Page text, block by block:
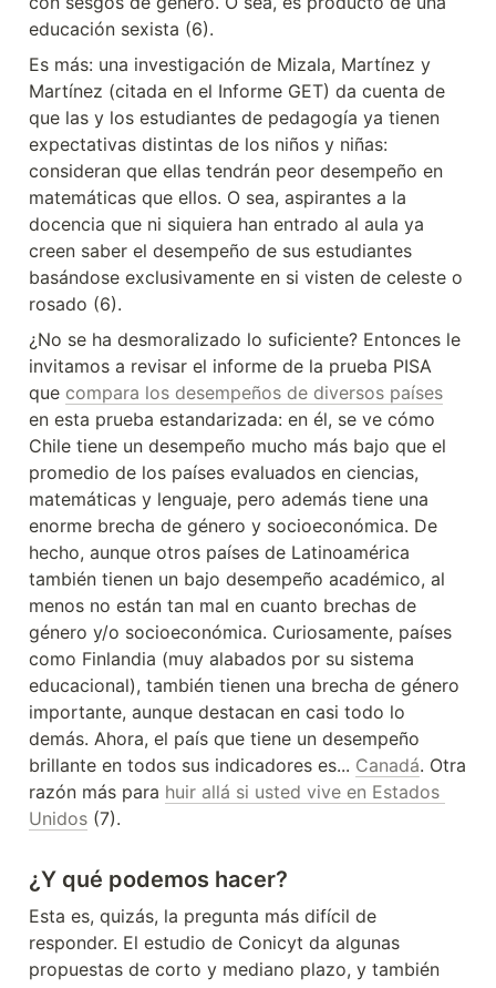
educación sexista (6).
Es más: una investigación de Mizala, Martínez y
Martínez (citada en el Informe GET) da cuenta de
que las y los estudiantes de pedagogía ya tienen
expectativas distintas de los niños y niñas:
consideran que ellas tendrán peor desempeño en
matemáticas que ellos. O sea, aspirantes a la
docencia que ni siquiera han entrado al aula ya
creen saber el desempeño de sus estudiantes
basándose exclusivamente en si visten de celeste o
rosado (6).
¿No se ha desmoralizado lo suficiente? Entonces le
invitamos a revisar el informe de la prueba PISA
que compara los desempeños de diversos países
en esta prueba estandarizada: en él, se ve cómo
Chile tiene un desempeño mucho más bajo que el
promedio de los países evaluados en ciencias,
matemáticas y lenguaje, pero además tiene una
enorme brecha de género y socioeconómica. De
hecho, aunque otros países de Latinoamérica
también tienen un bajo desempeño académico, al
menos no están tan mal en cuanto brechas de
género y/o socioeconómica. Curiosamente, países
como Finlandia (muy alabados por su sistema
educacional), también tienen una brecha de género
importante, aunque destacan en casi todo lo
demás. Ahora, el país que tiene un desempeño
brillante en todos sus indicadores es... Canadá. Otra
razón más para huir allá si usted vive en Estados
Unidos (7).
¿Y qué podemos hacer?
Esta es, quizás, la pregunta más difícil de
responder. El estudio de Conicyt da algunas
propuestas de corto y mediano plazo, y también